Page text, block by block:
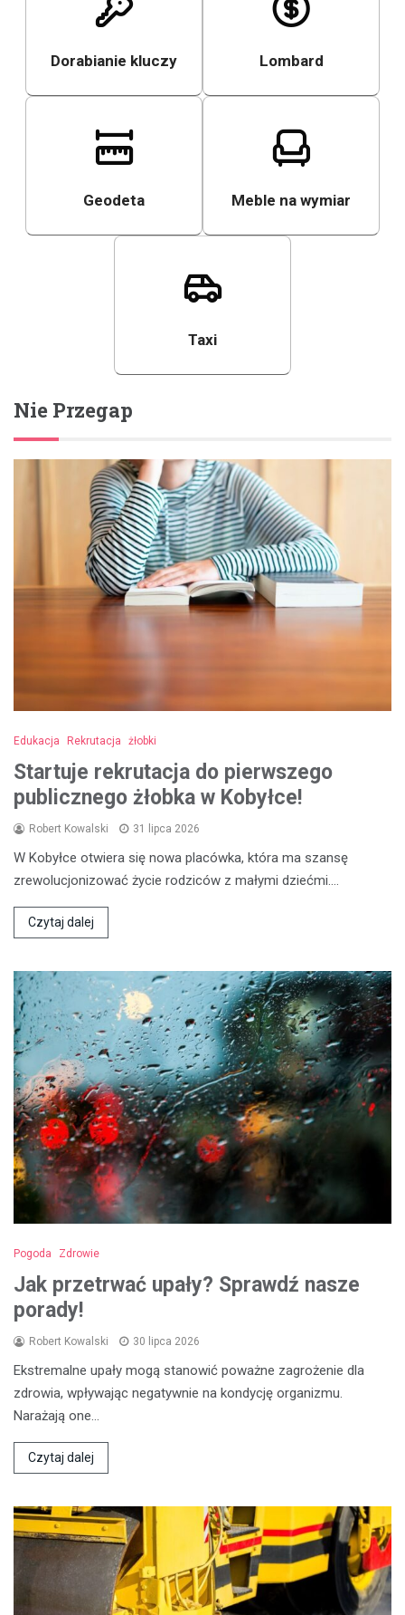
Dorabianie kluczy Lombard
Geodeta Meble na wymiar
Taxi
Nie Przegap
Edukacja Rekrutacja żłobki
Startuje rekrutacja do pierwszego
publicznego żłobka w Kobyłce!
Robert Kowalski 31 lipca 2026
W Kobyłce otwiera się nowa placówka, która ma szansę
zrewolucjonizować życie rodziców z małymi dziećmi.…
Czytaj dalej
Pogoda Zdrowie
Jak przetrwać upały? Sprawdź nasze
porady!
Robert Kowalski 30 lipca 2026
Ekstremalne upały mogą stanowić poważne zagrożenie dla
zdrowia, wpływając negatywnie na kondycję organizmu.
Narażają one…
Czytaj dalej